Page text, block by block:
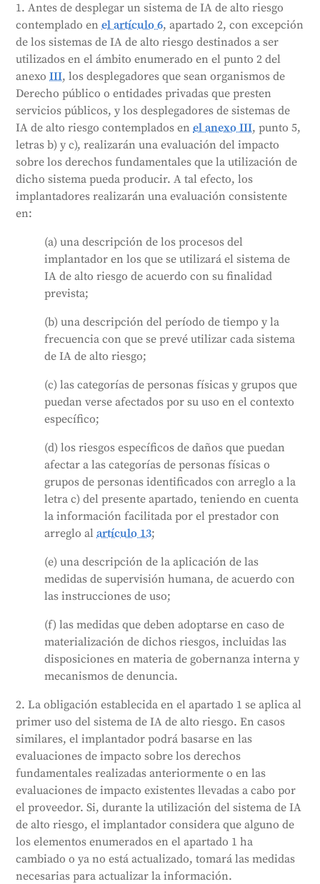
describir cómo y cuándo se utilizará el sistema, a
quién puede afectar y qué riesgos puede plantear.
También deben describir cómo supervisarán los
humanos el sistema y qué medidas se tomarán si se
materializan los riesgos. Esta evaluación debe
hacerse para el primer uso del sistema, pero puede
actualizarse si es necesario. Los resultados deben
comunicarse a la autoridad de vigilancia del
mercado, a menos que estén exentos. La Oficina de
IA proporcionará una plantilla para ayudar en este
proceso.
1. Antes de desplegar un sistema de IA de alto riesgo
contemplado enel artículo 6, apartado 2, con excepción
de los sistemas de IA de alto riesgo destinados a ser
utilizados en el ámbito enumerado en el punto 2 del
anexoIII, los desplegadores que sean organismos de
Derecho público o entidades privadas que presten
servicios públicos, y los desplegadores de sistemas de
IA de alto riesgo contemplados enel anexo III, punto 5,
letras b) y c), realizarán una evaluación del impacto
sobre los derechos fundamentales que la utilización de
dicho sistema pueda producir. A tal efecto, los
implantadores realizarán una evaluación consistente
en:
(a) una descripción de los procesos del
implantador en los que se utilizará el sistema de
IA de alto riesgo de acuerdo con su finalidad
prevista;
(b) una descripción del período de tiempo y la
frecuencia con que se prevé utilizar cada sistema
de IA de alto riesgo;
(c) las categorías de personas físicas y grupos que
puedan verse afectados por su uso en el contexto
específico;
(d) los riesgos específicos de daños que puedan
afectar a las categorías de personas físicas o
grupos de personas identificados con arreglo a la
letra c) del presente apartado, teniendo en cuenta
la información facilitada por el prestador con
arreglo alartículo 13;
(e) una descripción de la aplicación de las
medidas de supervisión humana, de acuerdo con
las instrucciones de uso;
(f) las medidas que deben adoptarse en caso de
materialización de dichos riesgos, incluidas las
disposiciones en materia de gobernanza interna y
mecanismos de denuncia.
2. La obligación establecida en el apartado 1 se aplica al
primer uso del sistema de IA de alto riesgo. En casos
similares, el implantador podrá basarse en las
evaluaciones de impacto sobre los derechos
fundamentales realizadas anteriormente o en las
evaluaciones de impacto existentes llevadas a cabo por
el proveedor. Si, durante la utilización del sistema de IA
de alto riesgo, el implantador considera que alguno de
los elementos enumerados en el apartado 1 ha
cambiado o ya no está actualizado, tomará las medidas
necesarias para actualizar la información.